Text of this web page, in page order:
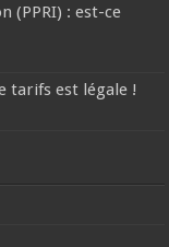
(PPRI) : est-ce
tarifs est légale !